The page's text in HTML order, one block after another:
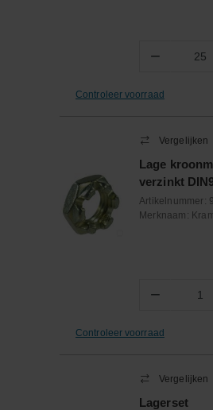
− Aantal
Controleer voorraad
Vergelijken
Lage
verzinkt
Artikelnummer:
Merknaam:
− Aantal
Controleer voorraad
Vergelijken
Lagerset